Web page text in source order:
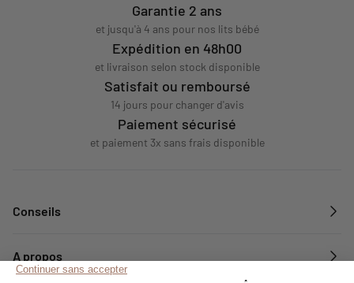
Garantie 2 ans
et jusqu'à 4 ans pour nos lits bébé
Expédition en 48h00
et livraison selon stock disponible
Satisfait ou remboursé
14 jours pour changer d'avis
Paiement sécurisé
et paiement 3x sans frais disponible
Conseils
A propos